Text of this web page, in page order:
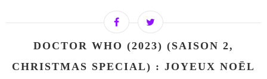
DOCTOR WHO (2023) (SAISON 2,
CHRISTMAS SPECIAL) : JOYEUX NOËL